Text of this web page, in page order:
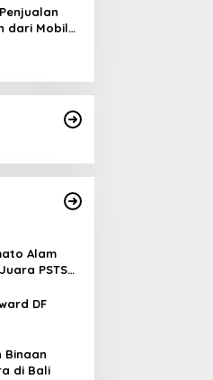
dari Mobil
Alam
PSTS
DF
Binaan
di Bali